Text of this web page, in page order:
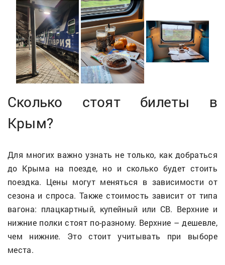
Сколько стоят билеты в
Крым?
Для многих важно узнать не только, как добраться
до Крыма на поезде, но и сколько будет стоить
поездка. Цены могут меняться в зависимости от
сезона и спроса. Также стоимость зависит от типа
вагона: плацкартный, купейный или СВ. Верхние и
нижние полки стоят по-разному. Верхние – дешевле,
чем нижние. Это стоит учитывать при выборе
места.